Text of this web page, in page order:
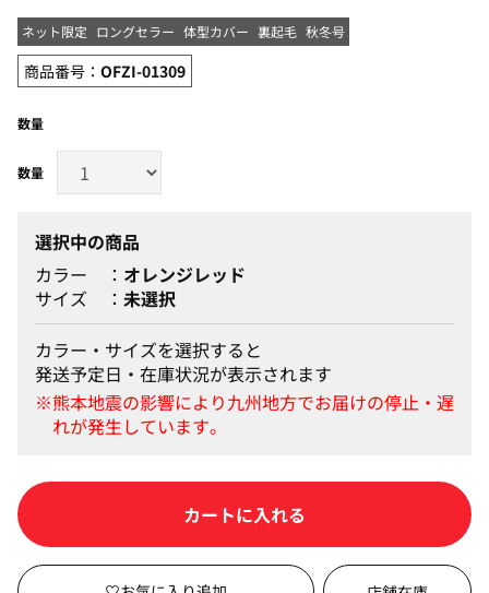
ネット限定 ロングセラー 体型カバー 裏起毛 秋冬号
商品番号： OFZI-01309
数量
選択中の商品
カラー
オレンジレッド
サイズ
未選択
カラー・サイズを選択すると
発送予定日・在庫状況が表示されます
カートに入れる